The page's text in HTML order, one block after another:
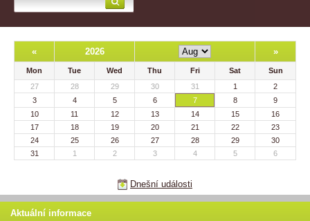
« 2026 »
Mon Tue Wed Thu Fri Sat
Sun
27
28 29 30 31 1
2
3
4 5 6 7 8
9
10
11 12 13 14 15
16
17
18 19 20 21 22
23
24
25 26 27 28 29
30
31
1 2 3 4 5 6
Dnešní události
Aktuální informace